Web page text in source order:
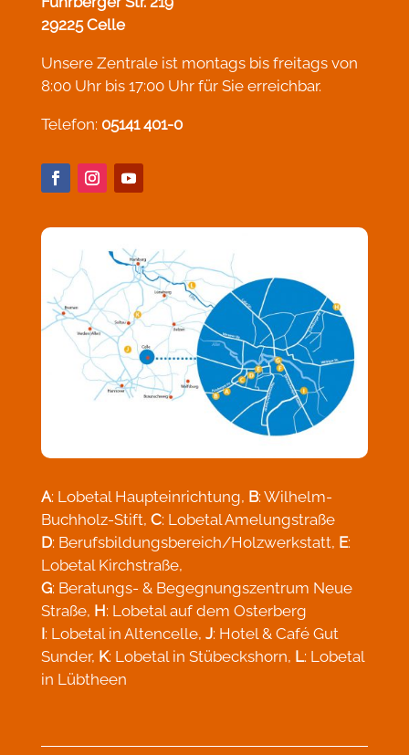
29225 Celle
Unsere Zentrale ist montags bis freitags von
8:00 Uhr bis 17:00 Uhr für Sie erreichbar.
Telefon: 05141 401-0
A: Lobetal Haupteinrichtung, B: Wilhelm-
Buchholz-Stift, C: Lobetal Amelungstraße
D: Berufsbildungsbereich/Holzwerkstatt, E:
Lobetal Kirchstraße,
G: Beratungs- & Begegnungszentrum Neue
Straße, H: Lobetal auf dem Osterberg
I: Lobetal in Altencelle, J: Hotel & Café Gut
Sunder, K: Lobetal in Stübeckshorn, L: Lobetal
in Lübtheen